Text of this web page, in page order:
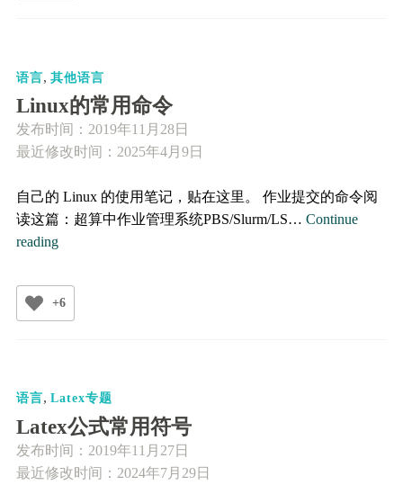
语言, 其他语言
Linux的常用命令
发布时间： 2019年11月28日
最近修改时间：2025年4月9日
自己的 Linux 的使用笔记，贴在这里。 作业提交的命令阅
读这篇：超算中作业管理系统PBS/Slurm/LS… Continue
readingLinux
常
用
+6
语言, Latex专题
Latex公式常用符号
发布时间： 2019年11月27日
最近修改时间：2024年7月29日